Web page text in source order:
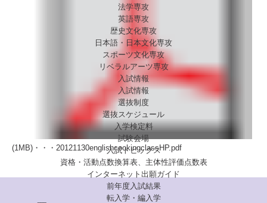
法学専攻
英語専攻
歴史文化専攻
日本語・日本文化専攻
スポーツ文化専攻
リベラルアーツ専攻
入試情報
入試情報
選抜制度
選抜スケジュール
入学検定料
試験会場
入試トピックス
資格・活動点数換算表、主体性評価点数表
インターネット出願ガイド
前年度入試結果
転入学・編入学
(1MB)・・・ 20121130englishcookingclassHP.pdf